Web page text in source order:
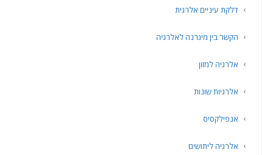
דלקת עיניים אלרגית
הקשר בין מיגרנה לאלרגיה
אלרגיה למזון
אלרגיות שונות
אנפילקסיס
אלרגיה ליתושים